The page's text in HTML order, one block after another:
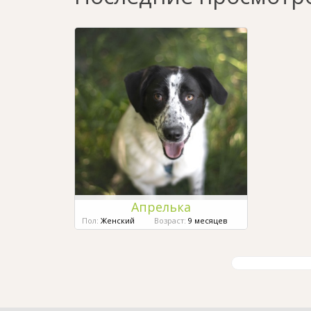
Апрелька
Пол: Женский Возраст: 9 месяцев